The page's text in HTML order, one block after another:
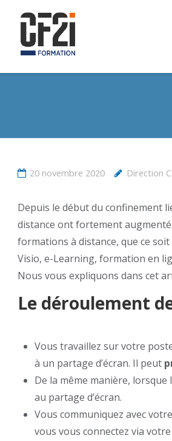
20 novembre 2020 Direction
Depuis le début du confinement
distance ont fortement
formations à distance, que ce
Visio, e-Learning, formation en
Nous vous expliquons dans cet
Le déroulement
Vous travaillez sur votre
à un partage d’écran. Il peut
De la même manière,
au partage d’écran.
Vous communiquez avec
vous vous connectez via